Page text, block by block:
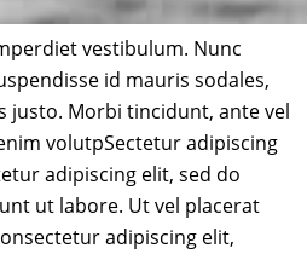
vestibulum. Nunc
id mauris sodales,
justo. Morbi tincidunt, ante vel
volutpSectetur adipiscing
adipiscing elit, sed do
ut labore. Ut vel placerat
adipiscing elit,